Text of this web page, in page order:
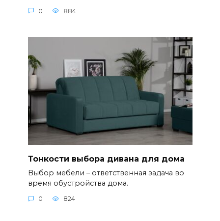
0 884
Тонкости выбора дивана для дома
Выбор мебели – ответственная задача во
время обустройства дома.
0 824